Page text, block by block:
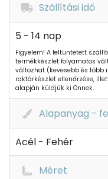
Szállítási idő
5 - 14 nap
Figyelem! A feltüntetett
termékkészlet folyamatos
változhat (kevesebb és több
raktárkészlet ellenőrzése,
alapján küldjük ki Önnek.
Alapanyag -
Acél - Fehér
Méret